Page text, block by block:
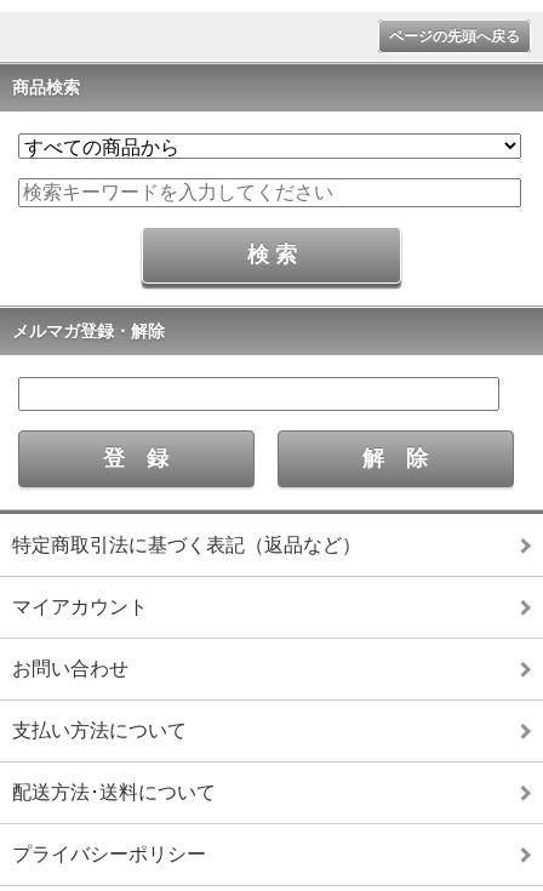
ページの先頭へ戻る
商品検索
メルマガ登録・解除
特定商取引法に基づく表記（返品など）
マイアカウント
お問い合わせ
支払い方法について
配送方法･送料について
プライバシーポリシー